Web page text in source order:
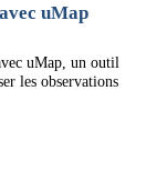
uMap
uMap, un outil
les observations